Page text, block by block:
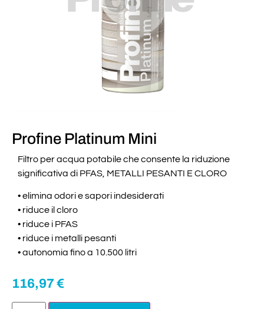
Profine Platinum Mini
Filtro per acqua potabile che consente la riduzione
significativa di PFAS, METALLI PESANTI E CLORO
• elimina odori e sapori indesiderati
• riduce il cloro
• riduce i PFAS
• riduce i metalli pesanti
• autonomia fino a 10.500 litri
116,97€